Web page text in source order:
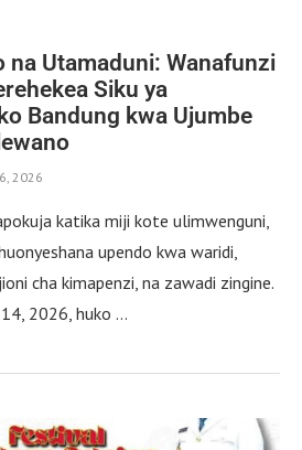
na Utamaduni: Wanafunzi
Siku ya
Bandung kwa Ujumbe
2026
katika miji kote ulimwenguni,
upendo kwa waridi,
cha kimapenzi, na zawadi zingine.
2026, huko …